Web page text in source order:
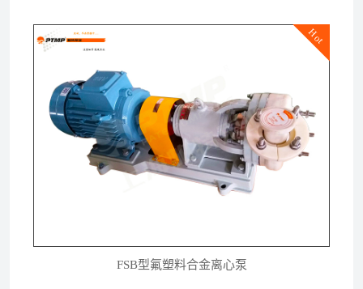
Hot
FSB型氟塑料合金离心泵